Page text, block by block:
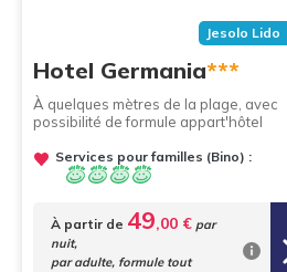
Jesolo Lido
Hotel Germania***
À quelques mètres de la plage, avec
possibilité de formule appart'hôtel
Services pour familles (Bino) :
À partir de 49,00 € par
nuit,
par adulte, formule tout